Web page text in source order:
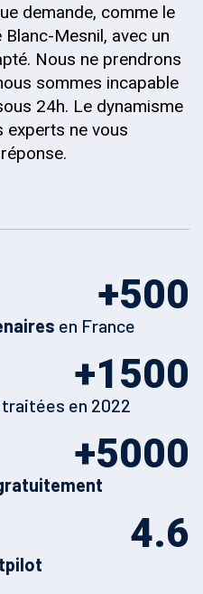
demande, comme le
Mesnil, avec un
Nous ne prendrons
sommes incapable
24h. Le dynamisme
experts ne vous
500
+
en France
1500
+
traitées en 2022
5000
+
4.6